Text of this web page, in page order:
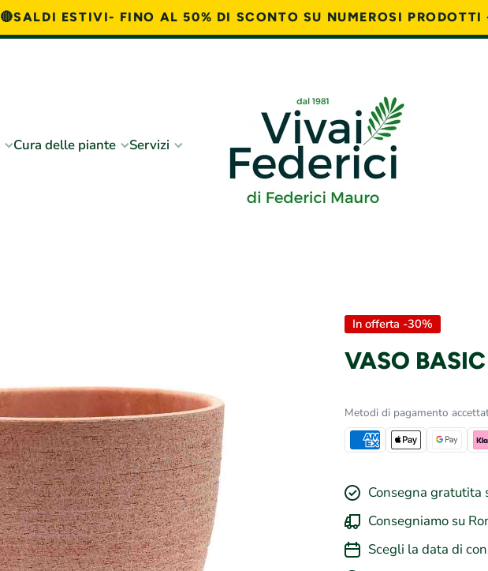
🔴SALDI ESTIVI- FINO AL 50% DI SCONTO SU NUMEROSI PRODOTTI
Cura delle piante
Servizi
In offerta -30%
VASO BASIC
Metodi di pagamento
Consegna gratutita
Consegniamo su
Scegli la data di